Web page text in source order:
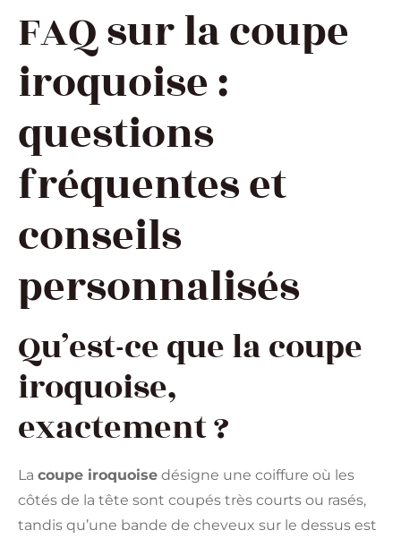
FAQ sur la coupe
iroquoise :
questions
fréquentes et
conseils
personnalisés
Qu’est-ce que la coupe
iroquoise,
exactement ?
La coupe iroquoise désigne une coiffure où les
côtés de la tête sont coupés très courts ou rasés,
tandis qu’une bande de cheveux sur le dessus est